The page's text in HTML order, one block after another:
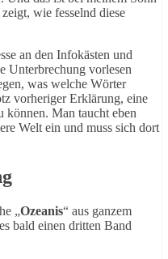
wie fesselnd diese
an den Infokästen und
Unterbrechung vorlesen
was welche Wörter
vorheriger Erklärung, eine
können. Man taucht eben
Welt ein und muss sich dort
„Ozeanis“ aus ganzem
bald einen dritten Band